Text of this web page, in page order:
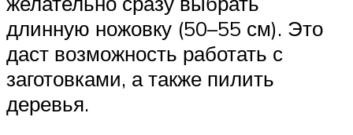
длинную ножовку (50–55 см). Это
даст возможность работать с
заготовками, а также пилить
деревья.